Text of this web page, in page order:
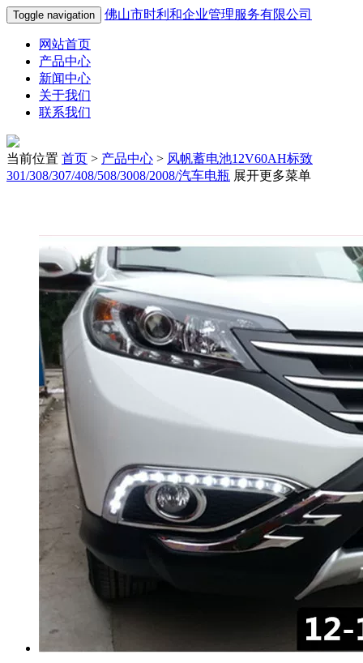
Toggle navigation 佛山市时利和企业管理服务有限公司
网站首页
产品中心
新闻中心
关于我们
联系我们
当前位置 首页 > 产品中心 > 风帆蓄电池12V60AH标致
301/308/307/408/508/3008/2008/汽车电瓶 展开更多菜单